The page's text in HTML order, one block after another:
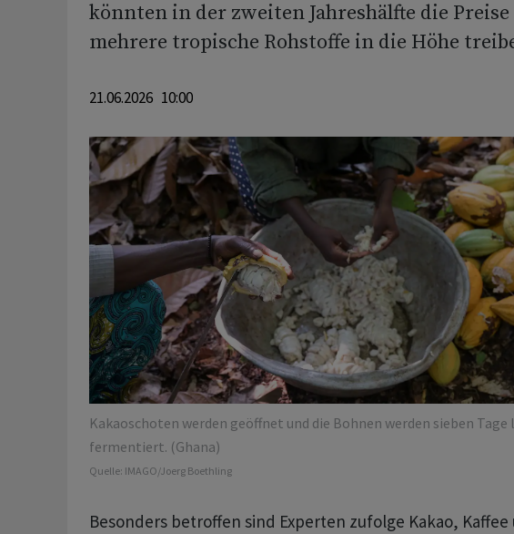
könnten in der zweiten Jahreshälfte ‌die
mehrere tropische Rohstoffe in die Höhe
21.06.2026 10:00
Kakaoschoten werden geöffnet und die Bohnen werden sieben Tage
fermentiert. (Ghana)
Quelle: IMAGO/Joerg Boethling
Besonders betroffen sind Experten zufolge Kakao, Kaffee